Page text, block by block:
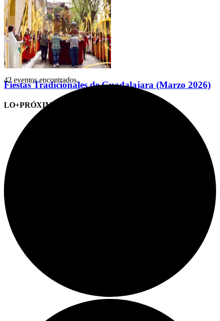
Fiestas Tradicionales de Guadalajara (Marzo 2026)
LO+PRÓXIMO (CITAS)
42 eventos encontrados.